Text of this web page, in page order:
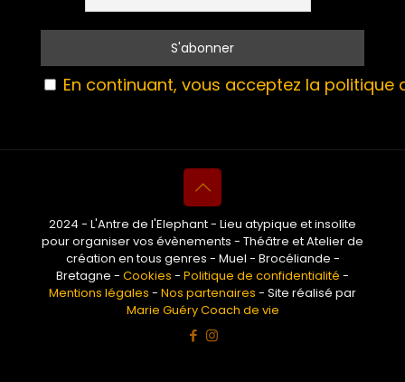
En continuant, vous acceptez la politique
2024 - L'Antre de l'Elephant - Lieu atypique et insolite
pour organiser vos évènements - Théâtre et Atelier de
création en tous genres - Muel - Brocéliande -
Bretagne - Cookies - Politique de confidentialité -
Mentions légales - Nos partenaires - Site réalisé par
Marie Guéry Coach de vie